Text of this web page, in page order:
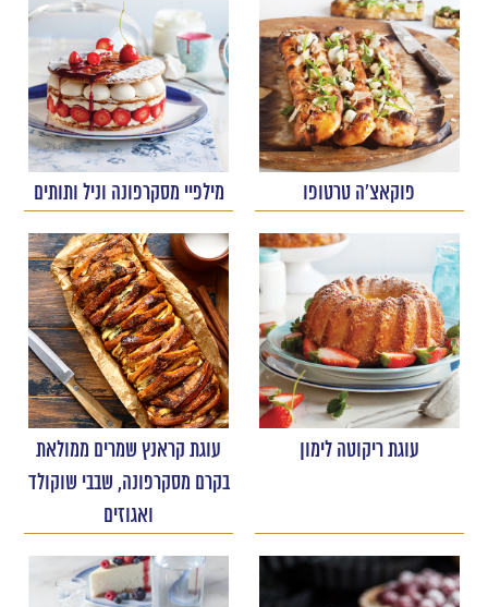
פוקאצ'ה טרטופו מילפיי מסקרפונה וניל ותותים
עוגת ריקוטה לימון
עוגת קראנץ שמרים ממולאת
בקרם מסקרפונה, שבבי שוקולד
ואגוזים